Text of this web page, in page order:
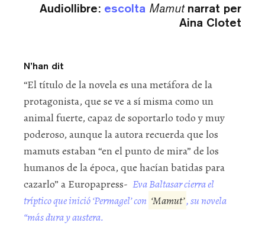
Audiollibre: escolta Mamutnarrat per
Aina Clotet
N’han dit
“El título de la novela es una metáfora de la
protagonista, que se ve a sí misma como un
animal fuerte, capaz de soportarlo todo y muy
poderoso, aunque la autora recuerda que los
mamuts estaban “en el punto de mira” de los
humanos de la época, que hacían batidas para
cazarlo” a Europapress- Eva Baltasar cierra el
tríptico que inició ‘Permagel’ con ‘Mamut’, su novela
“más dura y austera.